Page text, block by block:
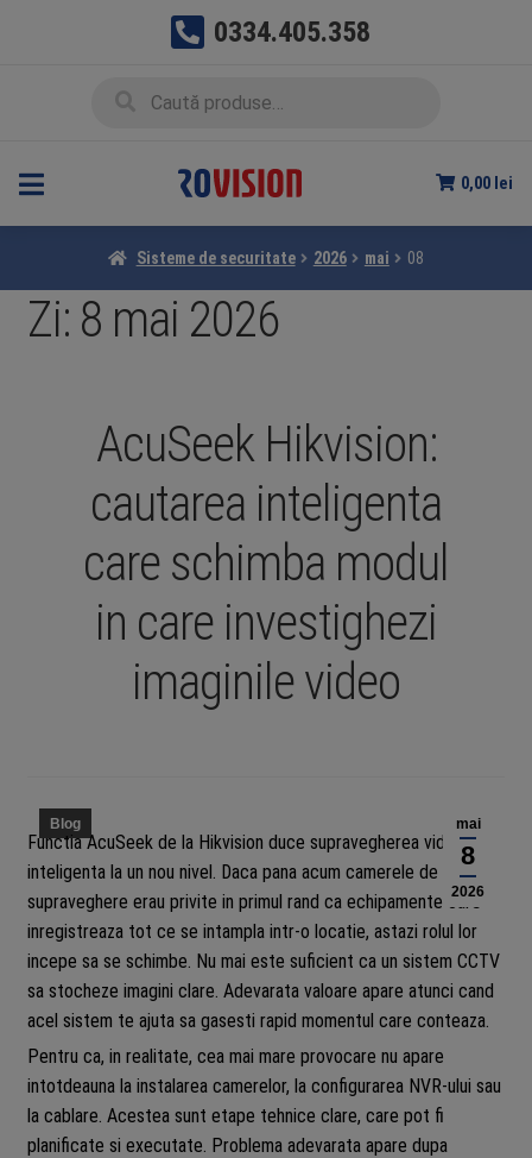
0334.405.358
0,00 lei
Sisteme de securitate 2026 mai 08
Zi: 8 mai 2026
AcuSeek Hikvision:
cautarea inteligenta
care schimba modul
in care investighezi
imaginile video
mai
8
2026
Blog
Functia AcuSeek de la Hikvision duce supravegherea video
inteligenta la un nou nivel. Daca pana acum camerele de
supraveghere erau privite in primul rand ca echipamente care
inregistreaza tot ce se intampla intr-o locatie, astazi rolul lor
incepe sa se schimbe. Nu mai este suficient ca un sistem CCTV
sa stocheze imagini clare. Adevarata valoare apare atunci cand
acel sistem te ajuta sa gasesti rapid momentul care conteaza.
Pentru ca, in realitate, cea mai mare provocare nu apare
intotdeauna la instalarea camerelor, la configurarea NVR-ului sau
la cablare. Acestea sunt etape tehnice clare, care pot fi
planificate si executate. Problema adevarata apare dupa